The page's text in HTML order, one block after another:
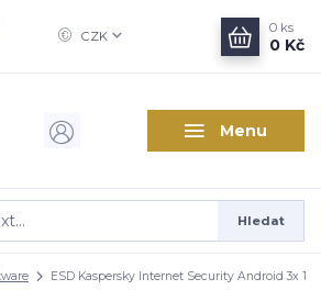
Menu
CZK
Hledat
0 ks
0 Kč
ESD Kaspersky Internet Security Android 3x 1